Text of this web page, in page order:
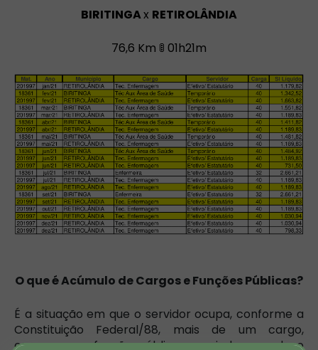
BIRITINGAx RETIROLÂNDIA
76,6 Km 🚦 01h21m
O que é Acúmulo de Cargos e Funções Públicas?
É a situação em que o servidor ocupa, conforme a
Constituição Federal/88, mais de um cargo,
emprego ou função pública, ou ainda, quando o